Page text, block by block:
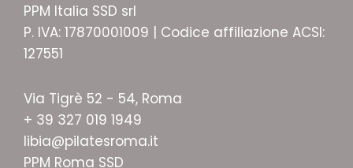
PPM Italia SSD srl
P. IVA: 17870001009 | Codice affiliazione ACSI:
127551
Via Tigrè 52 - 54, Roma
+ 39 327 019 1949
libia@pilatesroma.it
PPM Roma SSD